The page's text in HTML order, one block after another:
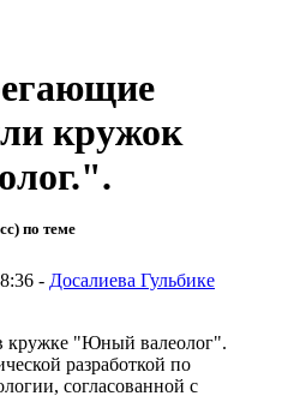
кружок
по теме
- Досалиева Гульбике
кружке "Юный валеолог".
разработкой по
согласованной с